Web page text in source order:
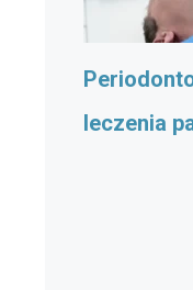
leczenia